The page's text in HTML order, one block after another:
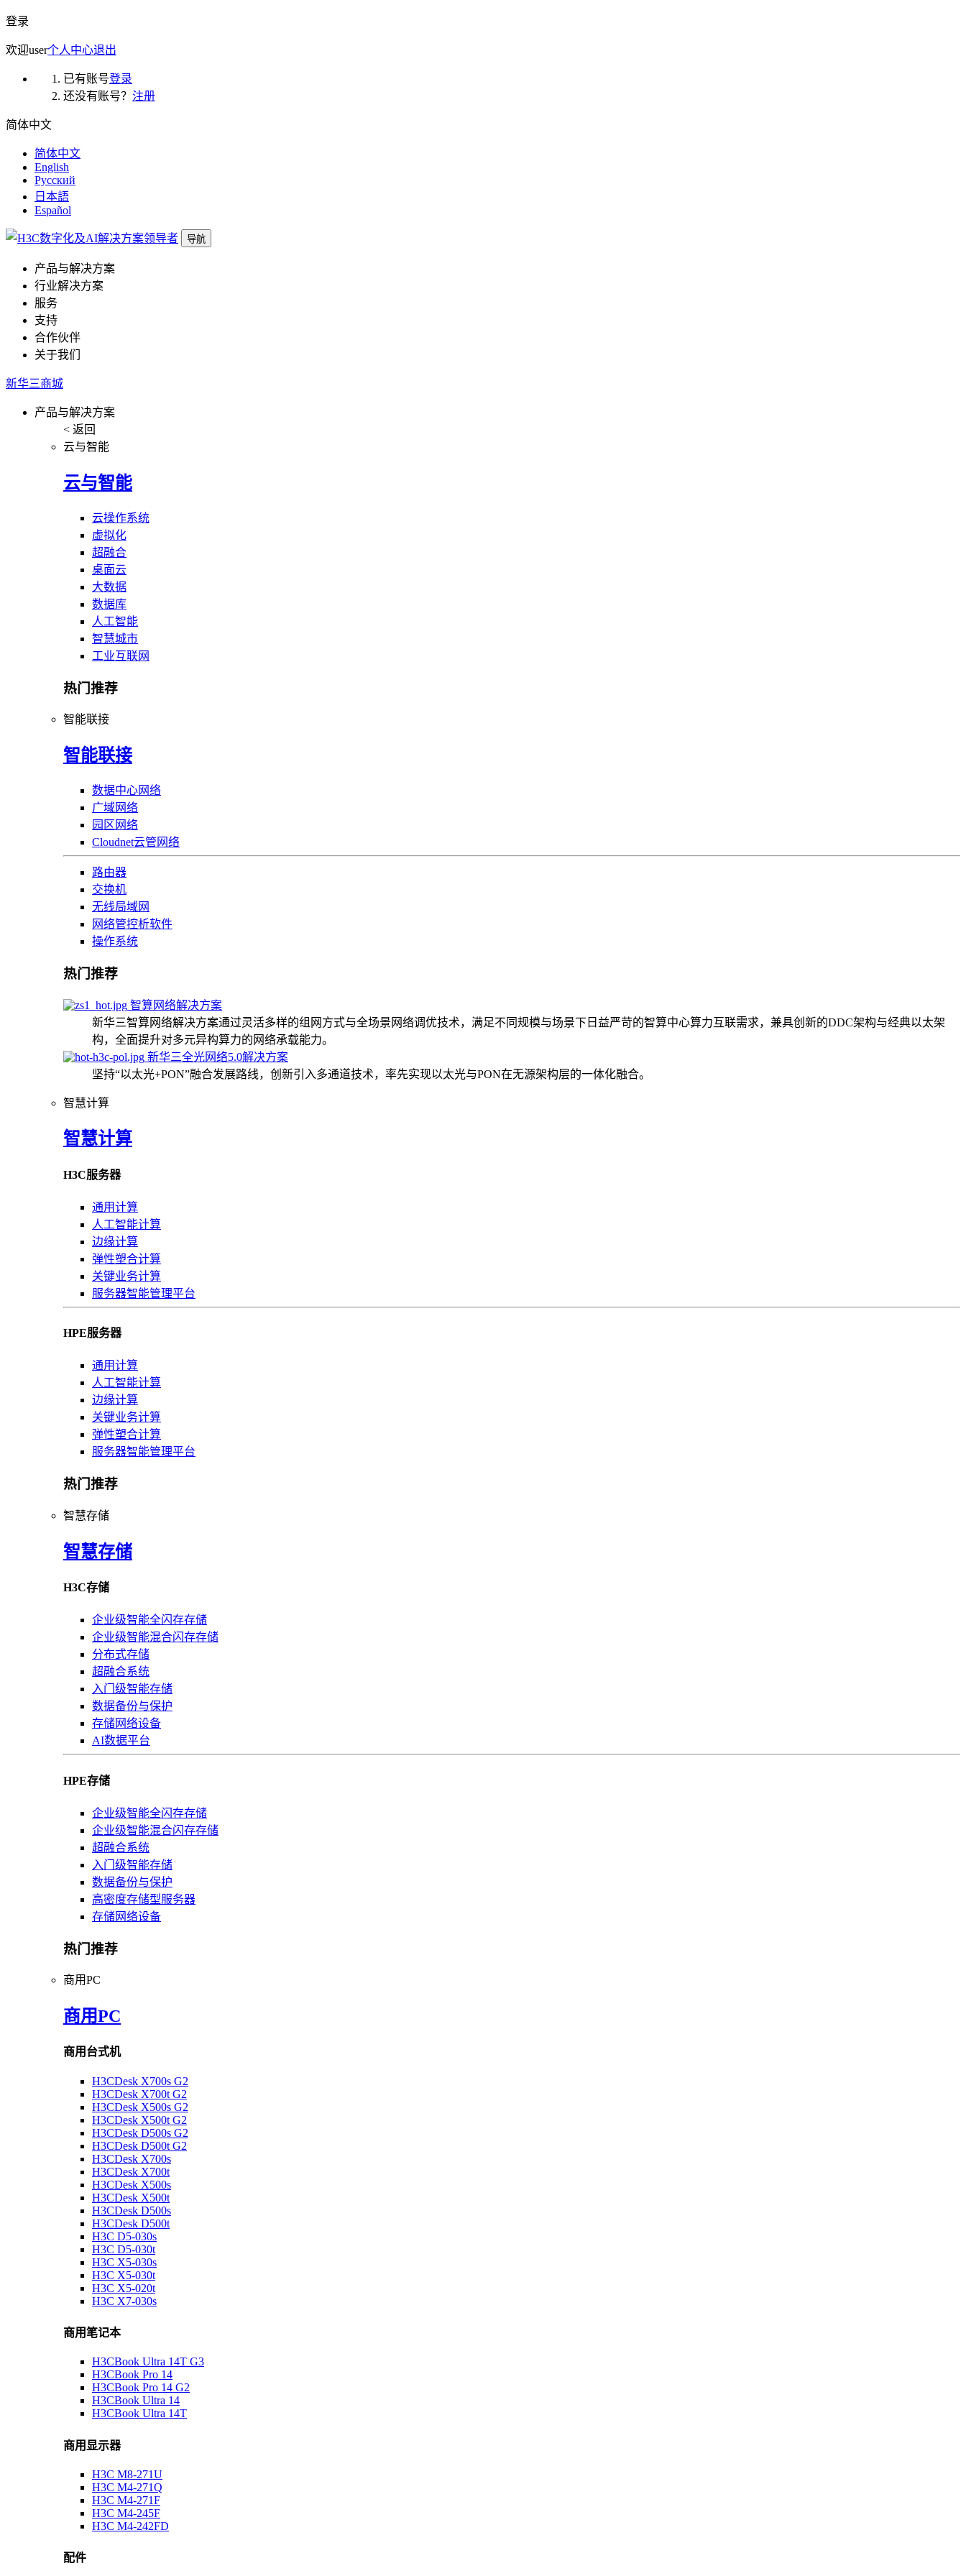
登录
欢迎user个人中心退出
已有账号登录
还没有账号？ 注册
简体中文
简体中文
English
Русский
日本語
Español
导航
产品与解决方案
行业解决方案
服务
支持
合作伙伴
关于我们
新华三商城
产品与解决方案
< 返回
云与智能
云与智能
云操作系统
虚拟化
超融合
桌面云
大数据
数据库
人工智能
智慧城市
工业互联网
热门推荐
智能联接
智能联接
数据中心网络
广域网络
园区网络
Cloudnet云管网络
路由器
交换机
无线局域网
网络管控析软件
操作系统
热门推荐
智算网络解决方案
新华三智算网络解决方案通过灵活多样的组网方式与全场景网络调优技术，满足不同规模与场景下日益严苛的智算中心算力互联需求，兼具创新的DDC架构与经典以太架
构，全面提升对多元异构算力的网络承载能力。
新华三全光网络5.0解决方案
坚持“以太光+PON”融合发展路线，创新引入多通道技术，率先实现以太光与PON在无源架构层的一体化融合。
智慧计算
智慧计算
H3C服务器
通用计算
人工智能计算
边缘计算
弹性塑合计算
关键业务计算
服务器智能管理平台
HPE服务器
通用计算
人工智能计算
边缘计算
关键业务计算
弹性塑合计算
服务器智能管理平台
热门推荐
智慧存储
智慧存储
H3C存储
企业级智能全闪存存储
企业级智能混合闪存存储
分布式存储
超融合系统
入门级智能存储
数据备份与保护
存储网络设备
AI数据平台
HPE存储
企业级智能全闪存存储
企业级智能混合闪存存储
超融合系统
入门级智能存储
数据备份与保护
高密度存储型服务器
存储网络设备
热门推荐
商用PC
商用PC
商用台式机
H3CDesk X700s G2
H3CDesk X700t G2
H3CDesk X500s G2
H3CDesk X500t G2
H3CDesk D500s G2
H3CDesk D500t G2
H3CDesk X700s
H3CDesk X700t
H3CDesk X500s
H3CDesk X500t
H3CDesk D500s
H3CDesk D500t
H3C D5-030s
H3C D5-030t
H3C X5-030s
H3C X5-030t
H3C X5-020t
H3C X7-030s
商用笔记本
H3CBook Ultra 14T G3
H3CBook Pro 14
H3CBook Pro 14 G2
H3CBook Ultra 14
H3CBook Ultra 14T
商用显示器
H3C M8-271U
H3C M4-271Q
H3C M4-271F
H3C M4-245F
H3C M4-242FD
配件